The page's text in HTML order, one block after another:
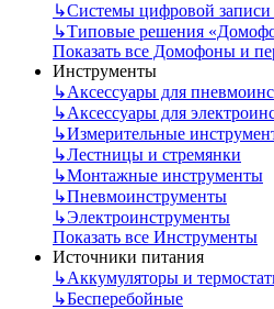
↳Системы цифровой
↳Типовые решения
Показать все Домофоны и
Инструменты
↳Аксессуары для
↳Аксессуары для
↳Измерительные
↳Лестницы и стремянки
↳Монтажные инструменты
↳Пневмоинструменты
↳Электроинструменты
Показать все Инструменты
Источники питания
↳Аккумуляторы и
↳Бесперебойные